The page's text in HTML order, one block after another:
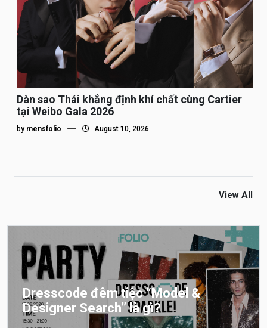
Dàn sao Thái khẳng định khí chất cùng Cartier
tại Weibo Gala 2026
by mensfolio August 10, 2026
View All
Dresscode đêm tiệc “Model &
Designer Search” là gì?